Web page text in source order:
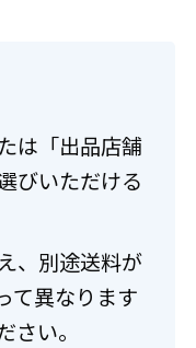
は「出品店舗
びいただける
、別途送料が
て異なります
い。